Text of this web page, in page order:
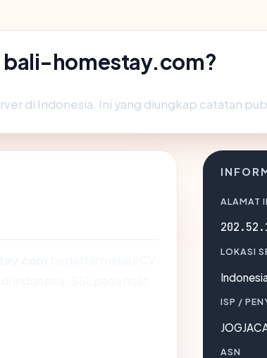
bali-homestay.com?
di Indonesia. Ini yang diungkap catatan
ALAMAT
LOKASI
ISP /
ASN